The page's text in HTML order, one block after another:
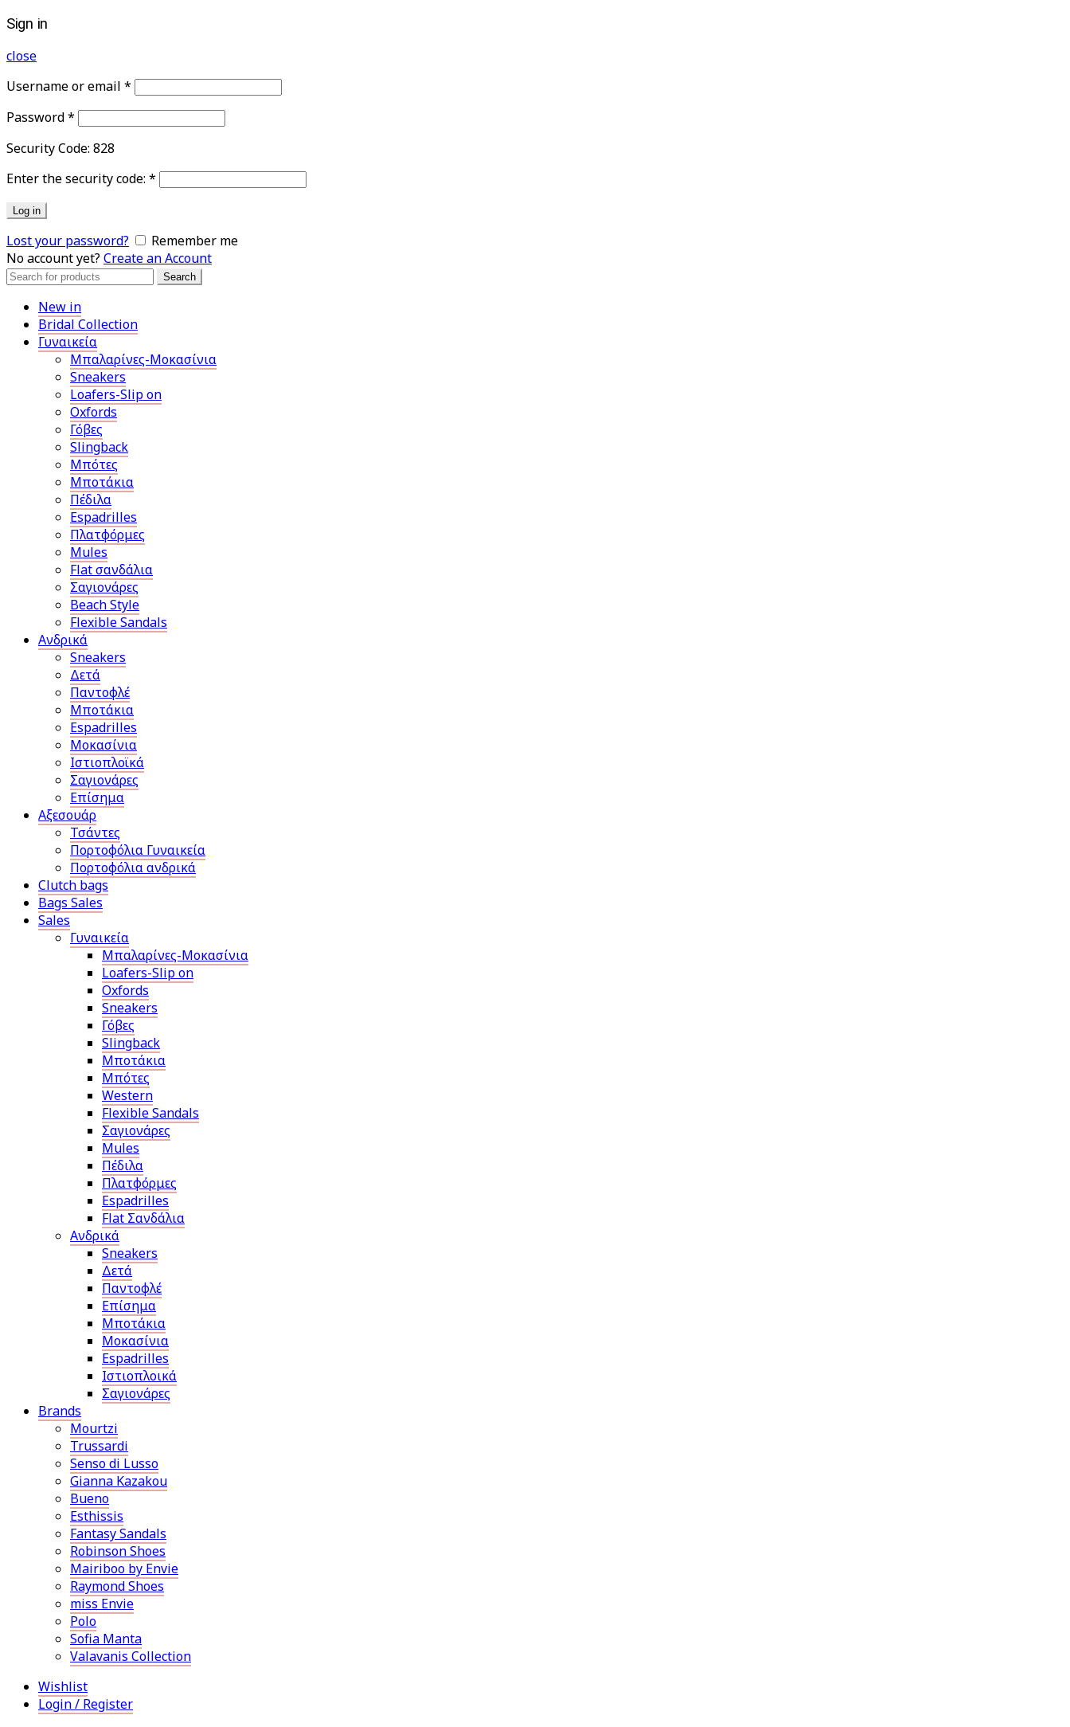
Sign in
close
Username or email *
Password*
Security Code: 828
Enter the security code: *
Log in
Lost your password?
Remember me
No account yet? Create an Account
Search
Search
New in
Bridal Collection
Γυναικεία
Μπαλαρίνες-Μοκασίνια
Sneakers
Loafers-Slip on
Oxfords
Γόβες
Slingback
Μπότες
Μποτάκια
Πέδιλα
Espadrilles
Πλατφόρμες
Mules
Flat σανδάλια
Σαγιονάρες
Beach Style
Flexible Sandals
Ανδρικά
Sneakers
Δετά
Παντοφλέ
Μποτάκια
Espadrilles
Μοκασίνια
Ιστιοπλοϊκά
Σαγιονάρες
Επίσημα
Αξεσουάρ
Τσάντες
Πορτοφόλια Γυναικεία
Πορτοφόλια ανδρικά
Clutch bags
Bags Sales
Sales
Γυναικεία
Μπαλαρίνες-Μοκασίνια
Loafers-Slip on
Oxfords
Sneakers
Γόβες
Slingback
Μποτάκια
Μπότες
Western
Flexible Sandals
Σαγιονάρες
Mules
Πέδιλα
Πλατφόρμες
Espadrilles
Flat Σανδάλια
Ανδρικά
Sneakers
Δετά
Παντοφλέ
Επίσημα
Μποτάκια
Μοκασίνια
Espadrilles
Ιστιοπλοικά
Σαγιονάρες
Brands
Mourtzi
Trussardi
Senso di Lusso
Gianna Kazakou
Bueno
Esthissis
Fantasy Sandals
Robinson Shoes
Mairiboo by Envie
Raymond Shoes
miss Envie
Polo
Sofia Manta
Valavanis Collection
Wishlist
Login / Register